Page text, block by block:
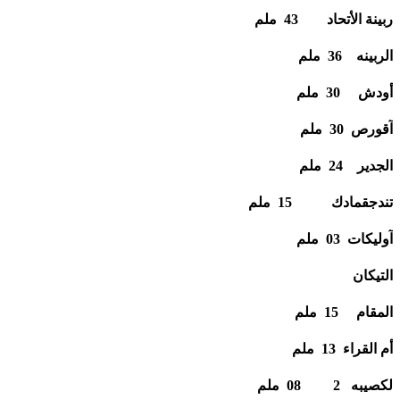
ربينة الأتحاد 43 ملم
الربينه 36 ملم
أودش 30 ملم
آقورص 30 ملم
الجدير 24 ملم
تندجقمادك 15 ملم
آوليكات 03 ملم
التيكان
المقام 15 ملم
أم القراء 13 ملم
لكصيبه 2 08 ملم